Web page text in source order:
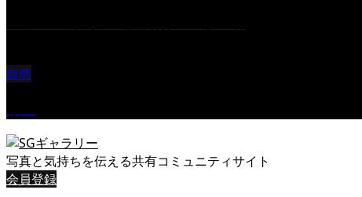
自然
写真と気持ちを伝える共有コミュニティサイト
会員登録